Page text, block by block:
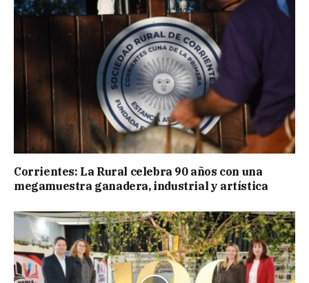
Corrientes: La Rural celebra 90 años con una
megamuestra ganadera, industrial y artística